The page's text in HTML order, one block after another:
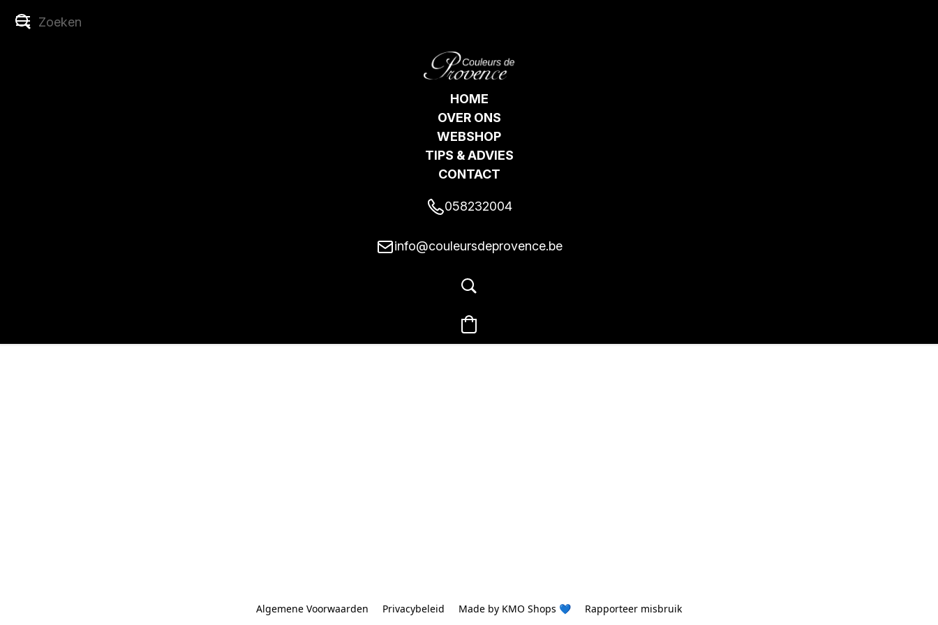
HOME
OVER ONS
WEBSHOP
TIPS & ADVIES
CONTACT
058232004
info@couleursdeprovence.be
Algemene Voorwaarden Privacybeleid Made by KMO Shops 💙 Rapporteer misbruik